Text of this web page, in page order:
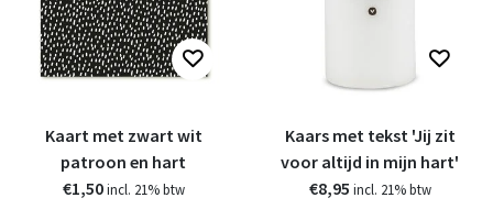
Kaart met zwart wit
patroon en hart
€1,50 incl. 21% btw
Kaars met tekst 'Jij zit
voor altijd in mijn hart'
€8,95 incl. 21% btw